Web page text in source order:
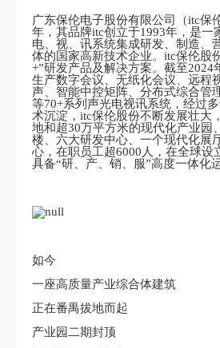
广东保伦电子股份有限公司（itc保
年，其品牌itc创立于1993年，是一
电、视、讯系统集成研发、制造、
体的国家高新技术企业。itc保伦股
+”研发产品及解决方案。截至2024
生产数字会议、无纸化会议、远程
声、智能中控矩阵、分布式综合管
等70+系列声光电视讯系统，经过
术沉淀，itc保伦股份不断发展壮大
地和超30万平方米的现代化产业园
楼、六大研发中心、一个现代化展
心，在职员工超6000人，在全球设
具备“研、产、销、服”高度一体化
如今
一座高质量产业综合体建筑
正在番禺拔地而起
产业园二期封顶